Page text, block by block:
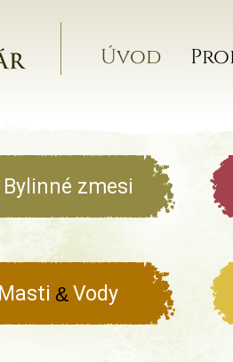
Úvod
Bylinné zmesi
Masti & Vody